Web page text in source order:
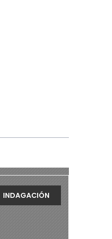
INDAGACIÓN